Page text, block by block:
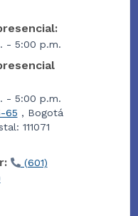
- 5:00 p.m.
- 5:00 p.m.
65 , Bogotá
111071
(601)